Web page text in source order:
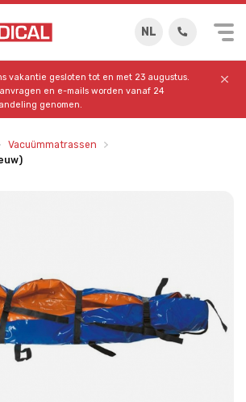
NL
vakantie gesloten tot en met 23 augustus.
en e-mails worden vanaf 24
genomen.
Vacuümmatrassen